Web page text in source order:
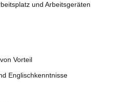
und Arbeitsgeräten
Vorteil
Englischkenntnisse